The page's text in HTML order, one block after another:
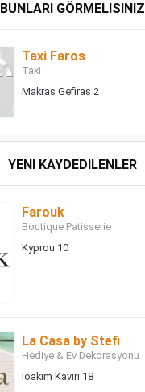
BUNLARI GÖRMELISINIZ
Taxi Faros
Taxi
Makras Gefiras 2
YENI KAYDEDILENLER
Farouk
Boutique Patisserie
Kyprou 10
La Casa by Stefi
Hediye & Ev Dekorasyonu
Ioakim Kaviri 18